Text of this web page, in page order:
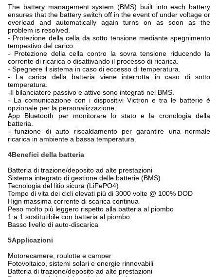
The battery management system (BMS) built into each battery
ensures that the battery switch off in the event of under voltage or
overload and automatically again turns on as soon as the
problem is resolved.
- Protezione della cella da sotto tensione mediante spegnimento
tempestivo del carico.
- Protezione della cella contro la sovra tensione riducendo la
corrente di ricarica o disattivando il processo di ricarica.
- Spegnere il sistema in caso di eccesso di temperatura.
- La carica della batteria viene interrotta in caso di sotto
temperatura.
-Il bilanciatore passivo e attivo sono integrati nel BMS.
- La comunicazione con i dispositivi Victron e tra le batterie è
opzionale per la personalizzazione.
App Bluetooth per monitorare lo stato e la cronologia della
batteria.
- funzione di auto riscaldamento per garantire una normale
ricarica in ambiente a bassa temperatura.
4Benefici della batteria
Batteria di trazione/deposito ad alte prestazioni
Sistema integrato di gestione delle batterie (BMS)
Tecnologia del litio sicura (LiFePO4)
Tempo di vita dei cicli elevati più di 3000 volte @ 100% DOD
Hign massima corrente di scarica continua
Peso molto più leggero rispetto alla batteria al piombo
1 a 1 sostitutibile con batteria al piombo
Basso livello di auto-discarica
5Applicazioni
Motorecamere, roulotte e camper
Fotovoltaico, sistemi solari e energie rinnovabili
Batteria di trazione/deposito ad alte prestazioni